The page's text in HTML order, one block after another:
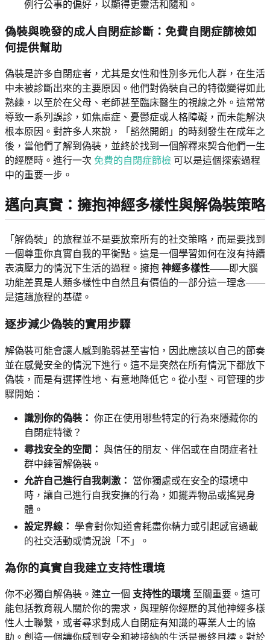
例行公事的偏好，以顯得更靈活和隨和。
偽裝與晚發的成人自閉症診斷：免費自閉症篩檢如
何提供幫助
偽裝是許多自閉症者，尤其是女性和性別多元化人群，在生活
中未被診斷出來的主要原因。他們對偽裝自己的特徵變得如此
熟練，以至於在父母、老師甚至臨床醫生的視線之外。這常常
導致一系列誤診，如焦慮症、憂鬱症或人格障礙，而未能解決
根本原因。對許多人來說，「豁然開朗」的時刻發生在成年之
後，當他們了解到偽裝，並終於找到一個解釋來契合他們一生
的經歷時。進行一次 免費的自閉症篩檢 可以是這個探索過程
中的重要一步。
邁向真實：擁抱神經多樣性與解偽裝策略
「解偽裝」的旅程並不是要放棄所有的社交策略，而是要找到
一個尊重你真實自我的平衡點。這是一個學習如何在沒有持續
表演壓力的情況下生活的過程。擁抱 神經多樣性——即大腦
功能差異是人類多樣性中自然且有價值的一部分這一理念——
是這趟旅程的基礎。
逐步減少偽裝的實用步驟
解偽裝可能會讓人感到脆弱甚至害怕，因此應該以自己的節奏
並在感覺安全的情況下進行。這不是突然在所有情況下都放下
偽裝，而是有選擇性地、有意地降低它。從小型、可管理的步
驟開始：
識別你的偽裝： 你正在使用哪些特定的行為來隱藏你的
自閉症特徵？
尋找安全的空間： 與信任的朋友、伴侶或在自閉症者社
群中練習解偽裝。
允許自己進行自我刺激：
當你獨處或在安全的環境中
時，讓自己進行自我安撫的行為，如擺弄物品或搖晃身
體。
設定界線： 學會對你知道會耗盡你精力或引起感官過載
的社交活動或情況說「不」。
為你的真實自我建立支持性環境
你不必獨自解偽裝。建立一個 支持性的環境 至關重要。這可
能包括教育親人關於你的需求，與理解你經歷的其他神經多樣
性人士聯繫，或者尋求對成人自閉症有知識的專業人士的協
助。創造一個讓你感到安全和被接納的生活是最終目標。對於